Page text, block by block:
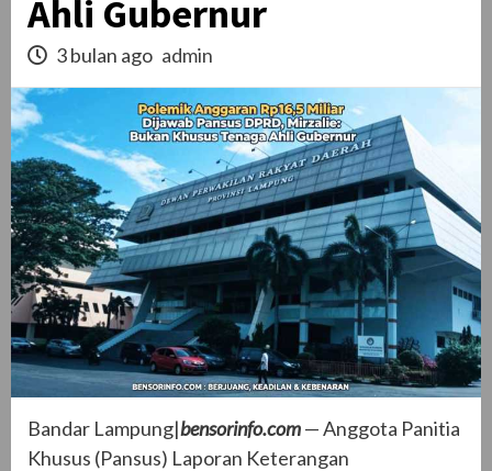
Ahli Gubernur
3 bulan ago admin
Bandar Lampung|bensorinfo.com— Anggota Panitia
Khusus (Pansus) Laporan Keterangan